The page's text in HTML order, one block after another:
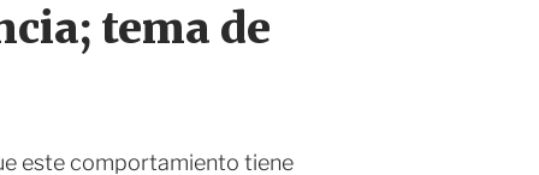
tema de
este comportamiento tiene